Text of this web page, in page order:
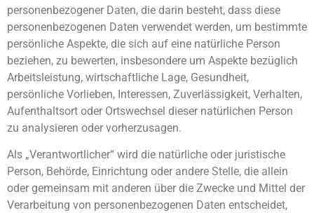
personenbezogener Daten, die darin besteht, dass diese
personenbezogenen Daten verwendet werden, um bestimmte
persönliche Aspekte, die sich auf eine natürliche Person
beziehen, zu bewerten, insbesondere um Aspekte bezüglich
Arbeitsleistung, wirtschaftliche Lage, Gesundheit,
persönliche Vorlieben, Interessen, Zuverlässigkeit, Verhalten,
Aufenthaltsort oder Ortswechsel dieser natürlichen Person
zu analysieren oder vorherzusagen.
Als „Verantwortlicher“ wird die natürliche oder juristische
Person, Behörde, Einrichtung oder andere Stelle, die allein
oder gemeinsam mit anderen über die Zwecke und Mittel der
Verarbeitung von personenbezogenen Daten entscheidet,